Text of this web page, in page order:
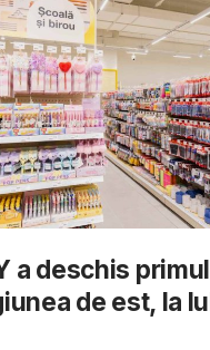
a deschis
de est, la